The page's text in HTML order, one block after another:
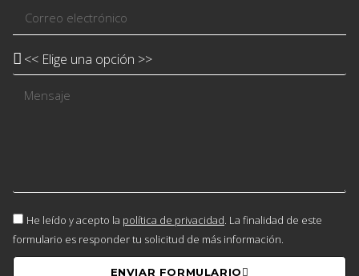
He leído y acepto la política de privacidad. La finalidad de este
formulario es responder tu solicitud de más información.
ENVIAR FORMULARIO